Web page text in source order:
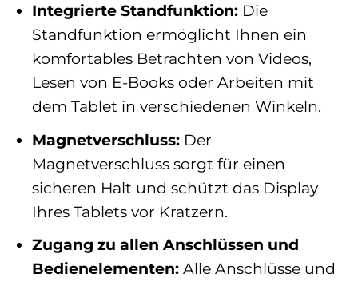
Integrierte Standfunktion: Die
Standfunktion ermöglicht Ihnen ein
komfortables Betrachten von Videos,
Lesen von E-Books oder Arbeiten mit
dem Tablet in verschiedenen Winkeln.
Magnetverschluss: Der
Magnetverschluss sorgt für einen
sicheren Halt und schützt das Display
Ihres Tablets vor Kratzern.
Zugang zu allen Anschlüssen und
Bedienelementen: Alle Anschlüsse und